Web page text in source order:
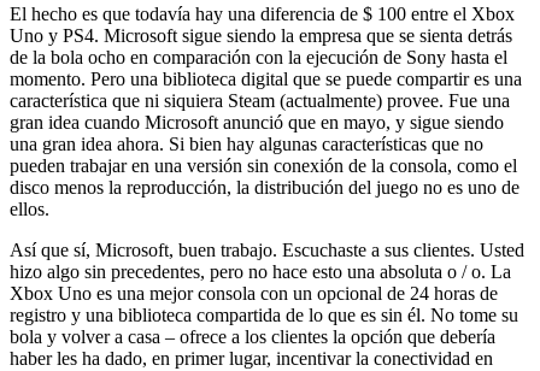
El hecho es que todavía hay una diferencia de $ 100 entre el Xbox
Uno y PS4. Microsoft sigue siendo la empresa que se sienta detrás
de la bola ocho en comparación con la ejecución de Sony hasta el
momento. Pero una biblioteca digital que se puede compartir es una
característica que ni siquiera Steam (actualmente) provee. Fue una
gran idea cuando Microsoft anunció que en mayo, y sigue siendo
una gran idea ahora. Si bien hay algunas características que no
pueden trabajar en una versión sin conexión de la consola, como el
disco menos la reproducción, la distribución del juego no es uno de
ellos.
Así que sí, Microsoft, buen trabajo. Escuchaste a sus clientes. Usted
hizo algo sin precedentes, pero no hace esto una absoluta o / o. La
Xbox Uno es una mejor consola con un opcional de 24 horas de
registro y una biblioteca compartida de lo que es sin él. No tome su
bola y volver a casa – ofrece a los clientes la opción que debería
haber les ha dado, en primer lugar, incentivar la conectividad en